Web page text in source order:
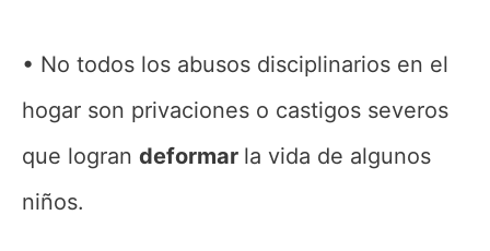
No todos los abusos disciplinarios en el
hogar son privaciones o castigos severos
que logran deformar la vida de algunos
niños.